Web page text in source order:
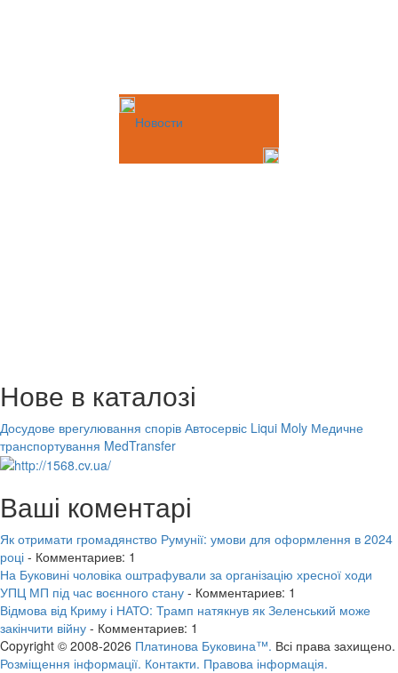
Новости
Нове в каталозі
Досудове врегулювання спорів Автосервіс Liqui Moly Медичне
транспортування MedTransfer
Ваші коментарі
Як отримати громадянство Румунії: умови для оформлення в 2024
році - Комментариев: 1
На Буковині чоловіка оштрафували за організацію хресної ходи
УПЦ МП під час воєнного стану - Комментариев: 1
Відмова від Криму і НАТО: Трамп натякнув як Зеленський може
закінчити війну - Комментариев: 1
Copyright © 2008-2026 Платинова Буковина™. Всі права захищено.
Розміщення інформації. Контакти. Правова інформація.